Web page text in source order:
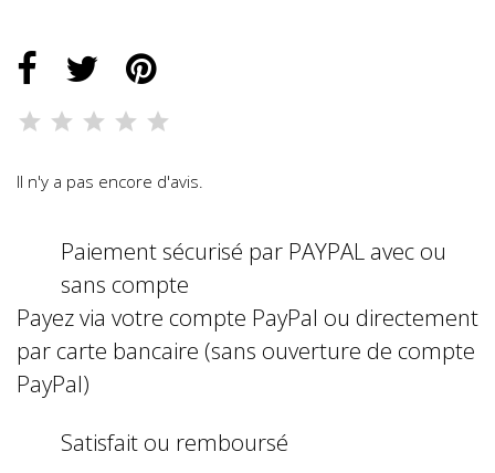
Il n'y a pas encore d'avis.
Paiement sécurisé par PAYPAL avec ou
sans compte
Payez via votre compte PayPal ou directement
par carte bancaire (sans ouverture de compte
PayPal)
Satisfait ou remboursé